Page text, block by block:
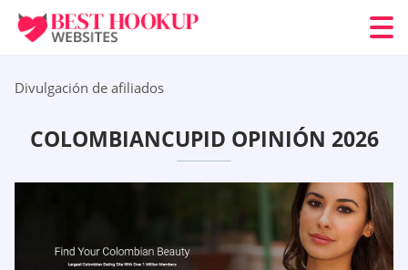
Divulgación de afiliados
COLOMBIANCUPID OPINIÓN 2026